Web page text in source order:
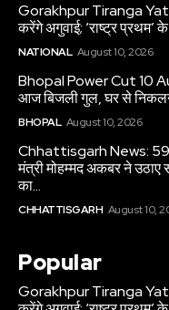
Gorakhpur Tiranga
करेंगे अगुवाई; ‘राष्ट्र
NATIONAL August 10, 2026
Bhopal Power Cut 10
आज बिजली गुल, घर से
BHOPAL August 10, 2026
Chhattisgarh News: 59
मंत्री मोहम्मद अकबर ने उठाए
का...
CHHATTISGARH August 10,
Popular
Gorakhpur Tiranga